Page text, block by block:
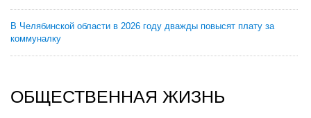
В Челябинской области в 2026 году дважды повысят плату за
коммуналку
ОБЩЕСТВЕННАЯ ЖИЗНЬ